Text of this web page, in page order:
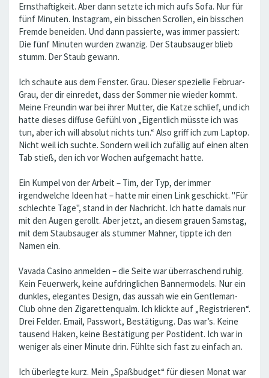
Ernsthaftigkeit. Aber dann setzte ich mich aufs Sofa. Nur für
fünf Minuten. Instagram, ein bisschen Scrollen, ein bisschen
Fremde beneiden. Und dann passierte, was immer passiert:
Die fünf Minuten wurden zwanzig. Der Staubsauger blieb
stumm. Der Staub gewann.
Ich schaute aus dem Fenster. Grau. Dieser spezielle Februar-
Grau, der dir einredet, dass der Sommer nie wieder kommt.
Meine Freundin war bei ihrer Mutter, die Katze schlief, und ich
hatte dieses diffuse Gefühl von „Eigentlich müsste ich was
tun, aber ich will absolut nichts tun.“ Also griff ich zum Laptop.
Nicht weil ich suchte. Sondern weil ich zufällig auf einen alten
Tab stieß, den ich vor Wochen aufgemacht hatte.
Ein Kumpel von der Arbeit – Tim, der Typ, der immer
irgendwelche Ideen hat – hatte mir einen Link geschickt. "Für
schlechte Tage", stand in der Nachricht. Ich hatte damals nur
mit den Augen gerollt. Aber jetzt, an diesem grauen Samstag,
mit dem Staubsauger als stummer Mahner, tippte ich den
Namen ein.
Vavada Casino anmelden – die Seite war überraschend ruhig.
Kein Feuerwerk, keine aufdringlichen Bannermodels. Nur ein
dunkles, elegantes Design, das aussah wie ein Gentleman-
Club ohne den Zigarettenqualm. Ich klickte auf „Registrieren“.
Drei Felder. Email, Passwort, Bestätigung. Das war’s. Keine
tausend Haken, keine Bestätigung per Postident. Ich war in
weniger als einer Minute drin. Fühlte sich fast zu einfach an.
Ich überlegte kurz. Mein „Spaßbudget“ für diesen Monat war